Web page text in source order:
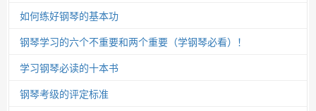
如何练好钢琴的基本功
钢琴学习的六个不重要和两个重要（学钢琴必看）！
学习钢琴必读的十本书
钢琴考级的评定标准